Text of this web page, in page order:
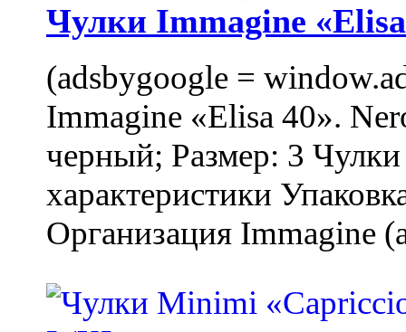
Чулки Immagine
(adsbygoogle =
Immagine «Elisa 40».
черный; Размер: 3
характеристики
Организация Immagine